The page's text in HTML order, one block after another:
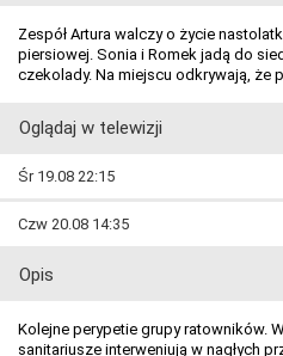
Zespół Artura walczy o życie
piersiowej. Sonia i Romek jadą do
czekolady. Na miejscu odkrywają, że
Oglądaj w telewizji
Śr 19.08 22:15
Czw 20.08 14:35
Opis
Kolejne perypetie grupy ratowników.
sanitariusze interweniują w nagłych